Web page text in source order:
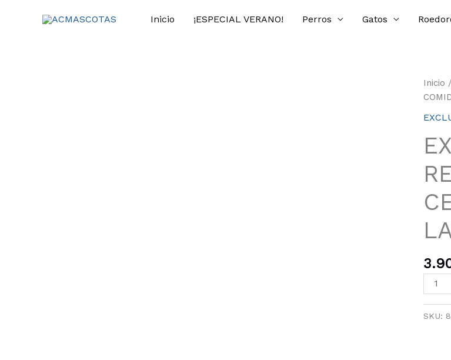
Inicio ¡ESPECIAL VERANO! Perros Gatos
Inicio /
|
|
RENAL
LAS
RAZAS
SKU: